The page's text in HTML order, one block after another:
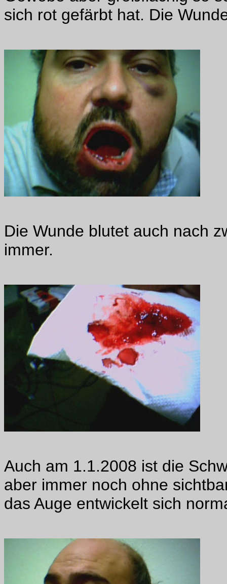
sich rot gefärbt hat. Die
Die Wunde blutet auch nach
immer.
Auch am 1.1.2008 ist die
aber immer noch ohne
das Auge entwickelt sich